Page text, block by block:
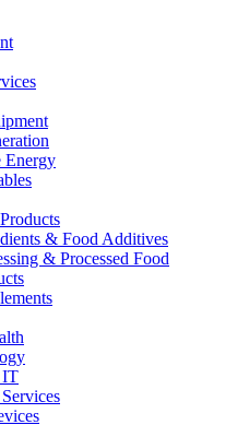
Energy
& Food Additives
& Processed Food
IT